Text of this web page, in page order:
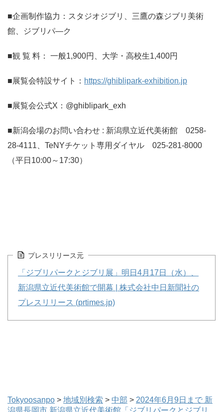
■企画制作協力：スタジオジブリ、三鷹の森ジブリ美術
館、ジブリパ―ク
■観 覧 料： 一般1,900円、大学・高校生1,400円
■展覧会特設サイト： https://ghiblipark-exhibition.jp
■展覧会公式X：@ghiblipark_exh
■新潟会場のお問い合わせ : 新潟県立近代美術館 0258-
28-4111、TeNYチケット専用ダイヤル 025-281-8000
（平日10:00～17:30）
プレスリリース元
「ジブリパークとジブリ展」明日4月17日（水）、
新潟県立近代美術館で開幕 | 株式会社中日新聞社の
プレスリリース (prtimes.jp)
Tokyoosanpo > 地域別検索 > 中部 > 2024年6月9日まで 新
潟県長岡市 新潟県立近代美術館「ジブリパークとジブリ